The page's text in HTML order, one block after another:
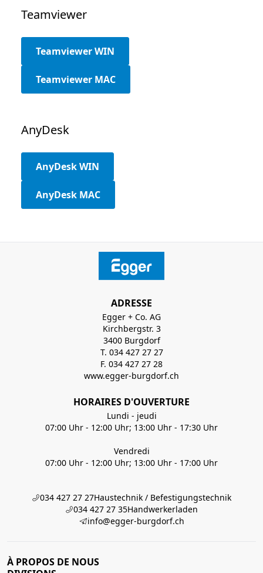
Teamviewer
Teamviewer WIN
Teamviewer MAC
AnyDesk
AnyDesk WIN
AnyDesk MAC
ADRESSE
Egger + Co. AG
Kirchbergstr. 3
3400 Burgdorf
T. 034 427 27 27
F. 034 427 27 28
www.egger-burgdorf.ch
HORAIRES D'OUVERTURE
Lundi - jeudi
07:00 Uhr - 12:00 Uhr; 13:00 Uhr - 17:30 Uhr
Vendredi
07:00 Uhr - 12:00 Uhr; 13:00 Uhr - 17:00 Uhr
034 427 27 27Haustechnik / Befestigungstechnik
034 427 27 35Handwerkerladen
info@egger-burgdorf.ch
À PROPOS DE NOUS